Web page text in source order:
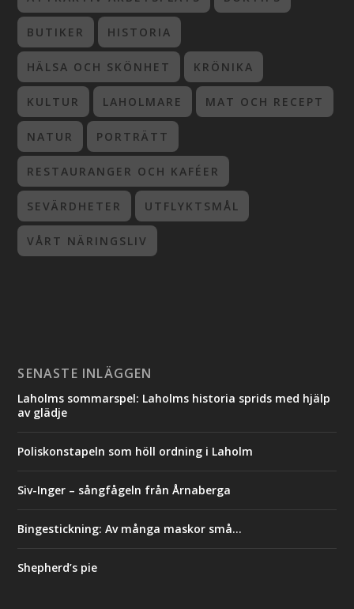
BUTIKER HISTORIA
HÄLSA OCH SKÖNHET KRÖNIKA
KULTUR LAHOLMARE MAT OCH RECEPT
NATUR PORTRÄTT
RESTAURANGER OCH KAFÉER
SEVÄRDHETER UTFLYKTSMÅL
VÅRT NÄRINGSLIV
SENASTE INLÄGGEN
Laholms sommarspel: Laholms historia sprids med hjälp
av glädje
Poliskonstapeln som höll ordning i Laholm
Siv-Inger – sångfågeln från Årnaberga
Bingestickning: Av många maskor små…
Shepherd’s pie